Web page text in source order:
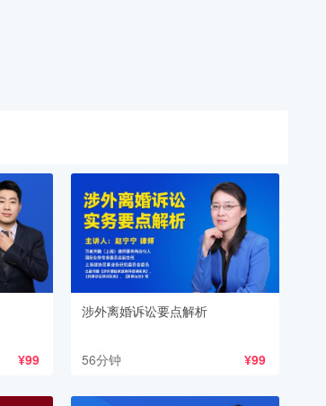
¥99
涉外离婚诉讼要点解析
56分钟 ¥99